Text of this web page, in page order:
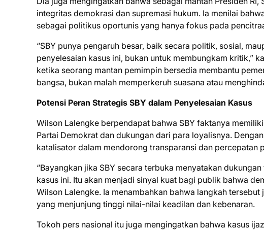
integritas demokrasi dan supremasi hukum. Ia menilai
sebagai politikus oportunis yang hanya fokus pada
“SBY punya pengaruh besar, baik secara politik, sosial,
penyelesaian kasus ini, bukan untuk membungkam kritik,”
ketika seorang mantan pemimpin bersedia membantu
bangsa, bukan malah memperkeruh suasana atau
Potensi Peran Strategis SBY dalam Penyelesaian Kasus
Wilson Lalengke berpendapat bahwa SBY faktanya
Partai Demokrat dan dukungan dari para loyalisnya.
katalisator dalam mendorong transparansi dan percepatan
“Bayangkan jika SBY secara terbuka menyatakan
kasus ini. Itu akan menjadi sinyal kuat bagi publik bahwa
Wilson Lalengke. Ia menambahkan bahwa langkah
yang menjunjung tinggi nilai-nilai keadilan dan kebenaran.
Tokoh pers nasional itu juga mengingatkan bahwa kasus